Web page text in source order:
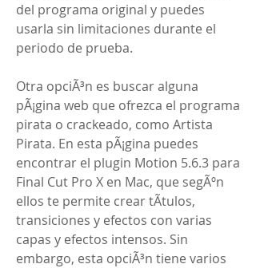
del programa original y puedes
usarla sin limitaciones durante el
periodo de prueba.
Otra opciÃ³n es buscar alguna
pÃ¡gina web que ofrezca el programa
pirata o crackeado, como Artista
Pirata. En esta pÃ¡gina puedes
encontrar el plugin Motion 5.6.3 para
Final Cut Pro X en Mac, que segÃºn
ellos te permite crear tÃ­tulos,
transiciones y efectos con varias
capas y efectos intensos. Sin
embargo, esta opciÃ³n tiene varios